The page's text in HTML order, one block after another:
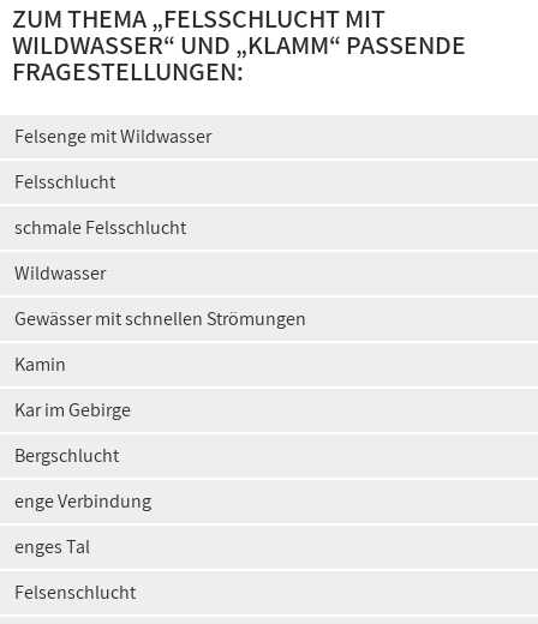
ZUM THEMA „FELSSCHLUCHT MIT
WILDWASSER“ UND „KLAMM“ PASSENDE
FRAGESTELLUNGEN:
Felsenge mit Wildwasser
Felsschlucht
schmale Felsschlucht
Wildwasser
Gewässer mit schnellen Strömungen
Kamin
Kar im Gebirge
Bergschlucht
enge Verbindung
enges Tal
Felsenschlucht